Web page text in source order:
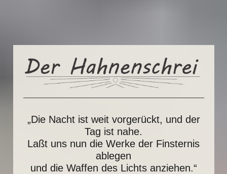
„Die Nacht ist weit vorgerückt, und der
Tag ist nahe.
Laßt uns nun die Werke der Finsternis
ablegen
und die Waffen des Lichts anziehen.“